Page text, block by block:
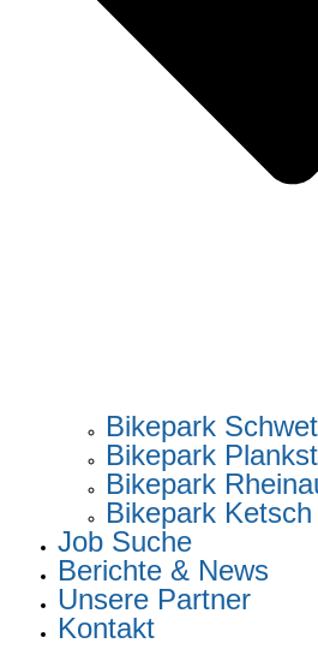
Bikepark
Bikepark
Bikepark
Bikepark Ketsch
Job Suche
Berichte & News
Unsere Partner
Kontakt